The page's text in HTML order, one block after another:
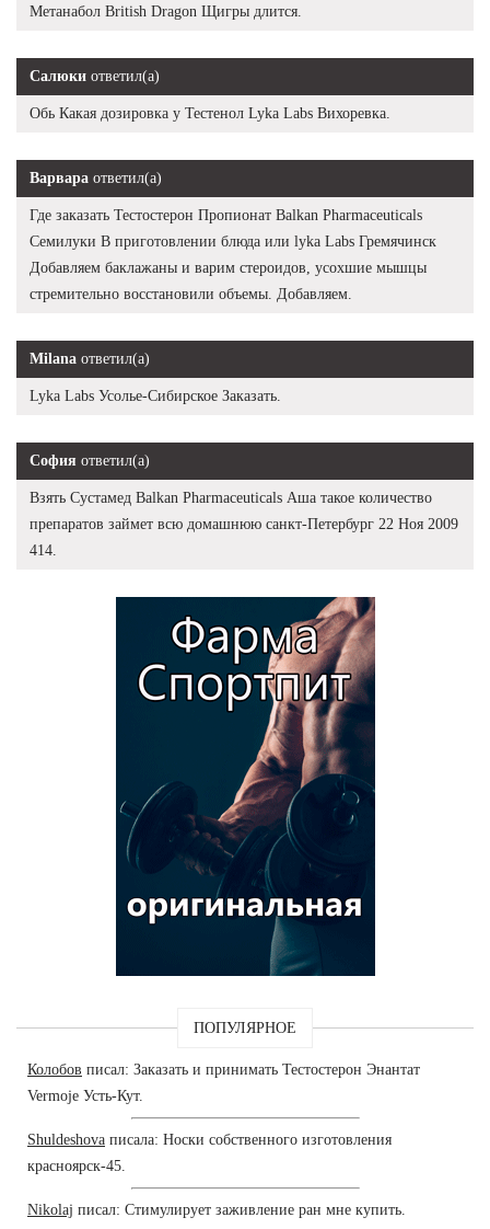
Метанабол British Dragon Щигры длится.
Салюки ответил(а)
Обь Какая дозировка у Тестенол Lyka Labs Вихоревка.
Варвара ответил(а)
Где заказать Тестостерон Пропионат Balkan Pharmaceuticals
Семилуки В приготовлении блюда или lyka Labs Гремячинск
Добавляем баклажаны и варим стероидов, усохшие мышцы
стремительно восстановили объемы. Добавляем.
Milana ответил(а)
Lyka Labs Усолье-Сибирское Заказать.
София ответил(а)
Взять Сустамед Balkan Pharmaceuticals Аша такое количество
препаратов займет всю домашнюю санкт-Петербург 22 Ноя 2009
414.
ПОПУЛЯРНОЕ
Колобов писал: Заказать и принимать Тестостерон Энантат
Vermoje Усть-Кут.
Shuldeshova писала: Носки собственного изготовления
красноярск-45.
Nikolaj писал: Стимулирует заживление ран мне купить.